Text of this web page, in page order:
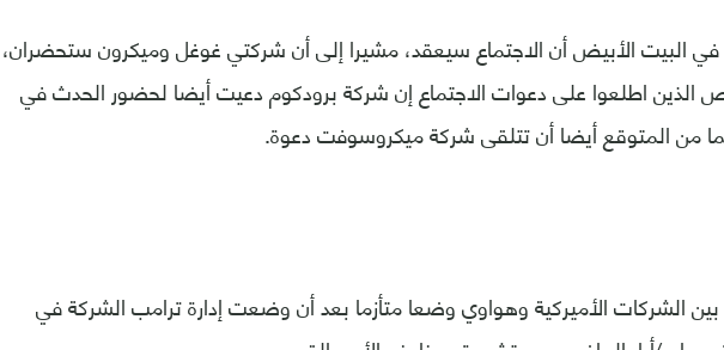
البيت الأبيض أن الاجتماع سيعقد، مشيرا إلى أن شركتي غوغل وميكرون ستحضران،
الذين اطلعوا على دعوات الاجتماع إن شركة برودكوم دعيت أيضا لحضور الحدث في
من المتوقع أيضا أن تتلقى شركة ميكروسوفت دعوة.
الشركات الأميركية وهواوي وضعا متأزما بعد أن وضعت إدارة ترامب الشركة في